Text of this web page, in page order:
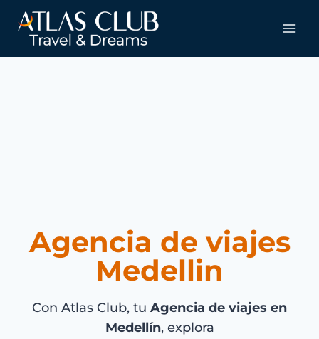
Agencia de viajes
Medellin
Con Atlas Club, tu Agencia de viajes en
Medellín, explora